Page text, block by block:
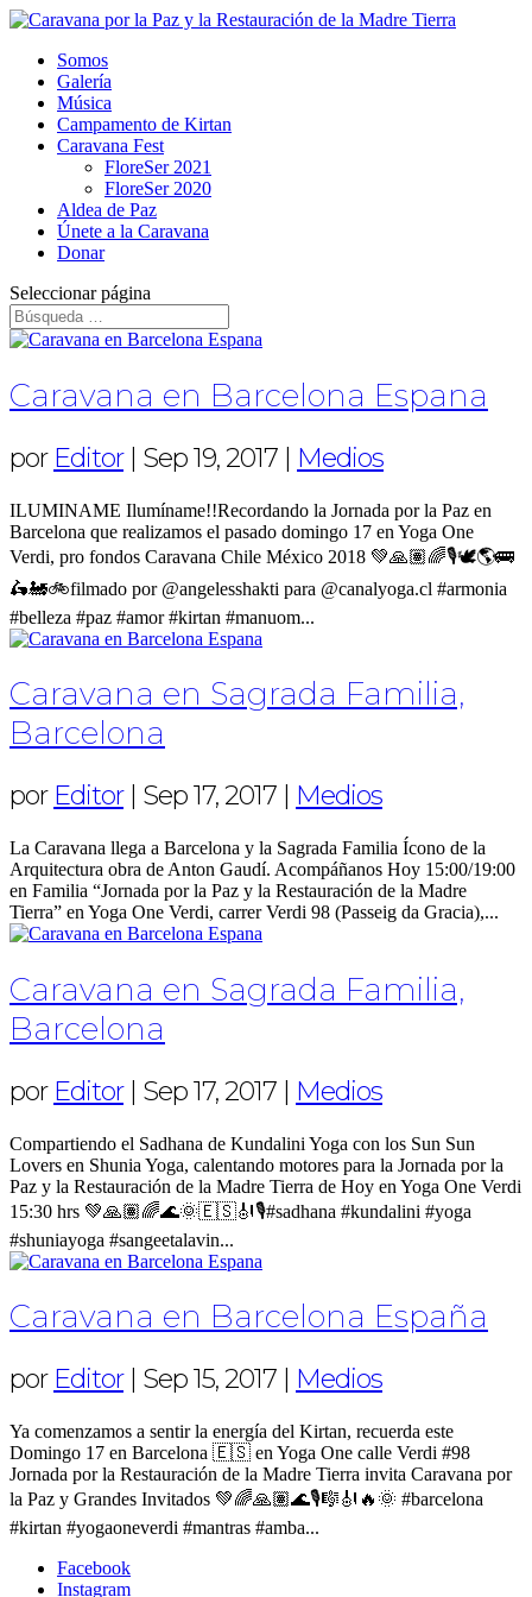
Somos
Galería
Música
Campamento de Kirtan
Caravana Fest
FloreSer 2021
FloreSer 2020
Aldea de Paz
Únete a la Caravana
Donar
Seleccionar página
Caravana en Barcelona Espana
por Editor| Sep 19, 2017 | Medios
ILUMINAME Ilumíname!!Recordando la Jornada por la Paz en
Barcelona que realizamos el pasado domingo 17 en Yoga One
Verdi, pro fondos Caravana Chile México 2018 💚🙏🏽🌈🎙🕊🌎🚌
🛵🚂🚲filmado por @angelesshakti para @canalyoga.cl #armonia
#belleza #paz #amor #kirtan #manuom...
Caravana en Sagrada Familia,
Barcelona
por Editor| Sep 17, 2017 Medios
La Caravana llega a Barcelona y la Sagrada Familia Ícono de la
Arquitectura obra de Anton Gaudí. Acompáñanos Hoy 15:00/19:00
en Familia “Jornada por la Paz y la Restauración de la Madre
Tierra” en Yoga One Verdi, carrer Verdi 98 (Passeig da Gracia),...
Caravana en Sagrada Familia,
Barcelona
por Editor| Sep 17, 2017 | Medios
Compartiendo el Sadhana de Kundalini Yoga con los Sun Sun
Lovers en Shunia Yoga, calentando motores para la Jornada por la
Paz y la Restauración de la Madre Tierra de Hoy en Yoga One Verdi
15:30 hrs 💚🙏🏽🌈🌊🌞🇪🇸🎻🎙#sadhana #kundalini #yoga
#shuniayoga #sangeetalavin...
Caravana en Barcelona España
por Editor| Sep 15, 2017 Medios
Ya comenzamos a sentir la energía del Kirtan, recuerda este
Domingo 17 en Barcelona 🇪🇸 en Yoga One calle Verdi #98
Jornada por la Restauración de la Madre Tierra invita Caravana por
la Paz y Grandes Invitados 💚🌈🙏🏽🌊🎙🎼🎻🔥🌞 #barcelona
#kirtan #yogaoneverdi #mantras #amba...
Facebook
Instagram